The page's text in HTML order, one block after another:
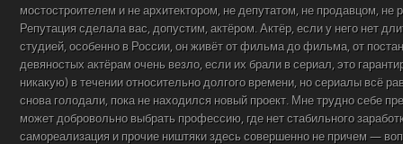
мостостроителем и не архитектором, не депутатом, не продавцом, не
Репутация сделала вас, допустим, актёром. Актёр, если у него нет
студией, особенно в России, он живёт от фильма до фильма, от
девяностых актёрам очень везло, если их брали в сериал, это
никакую) в течении относительно долгого времени, но сериалы всё
снова голодали, пока не находился новый проект. Мне трудно себе
может добровольно выбрать профессию, где нет стабильного
самореализация и прочие ништяки здесь совершенно не причем —